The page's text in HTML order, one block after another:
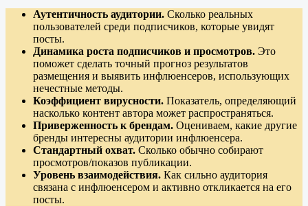
Аутентичность аудитории. Сколько реальных
пользователей среди подписчиков, которые увидят
посты.
Динамика роста подписчиков и просмотров. Это
поможет сделать точный прогноз результатов
размещения и выявить инфлюенсеров, использующих
нечестные методы.
Коэффициент вирусности. Показатель, определяющий
насколько контент автора может распространяться.
Приверженность к брендам. Оцениваем, какие другие
бренды интересны аудитории инфлюенсера.
Стандартный охват. Сколько обычно собирают
просмотров/показов публикации.
Уровень взаимодействия. Как сильно аудитория
связана с инфлюенсером и активно откликается на его
посты.